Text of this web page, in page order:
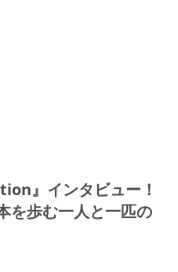
』インタビュー！
を歩む一人と一匹の